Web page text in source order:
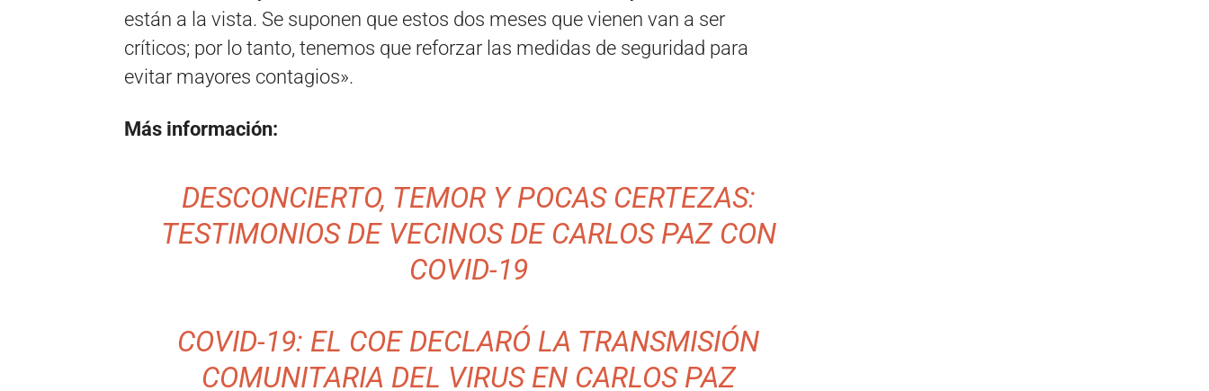
están a la vista. Se suponen que estos dos meses que vienen van a ser
críticos; por lo tanto, tenemos que reforzar las medidas de seguridad para
evitar mayores contagios».
Más información:
DESCONCIERTO, TEMOR Y POCAS CERTEZAS:
TESTIMONIOS DE VECINOS DE CARLOS PAZ CON
COVID-19
COVID-19: EL COE DECLARÓ LA TRANSMISIÓN
COMUNITARIA DEL VIRUS EN CARLOS PAZ